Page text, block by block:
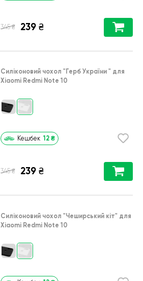
345 ₴ 239 ₴
Силіконовий чохол "Герб України " для
Xiaomi Redmi Note 10
Кешбек 12 ₴
345 ₴ 239 ₴
Силіконовий чохол "Чеширський кіт" для
Xiaomi Redmi Note 10